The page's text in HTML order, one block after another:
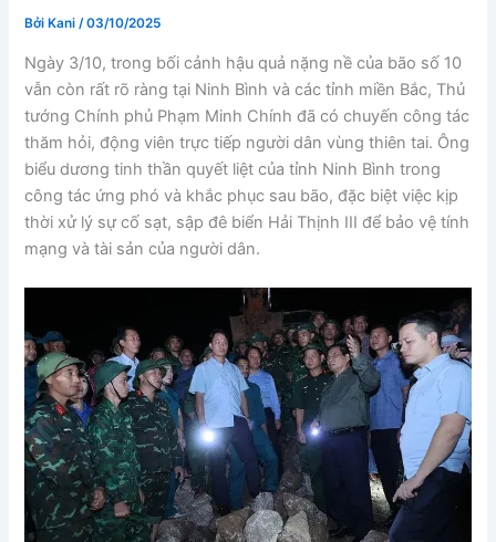
Bởi Kani/03/10/2025
Ngày 3/10, trong bối cảnh hậu quả nặng nề của bão số 10
vẫn còn rất rõ ràng tại Ninh Bình và các tỉnh miền Bắc, Thủ
tướng Chính phủ Phạm Minh Chính đã có chuyến công tác
thăm hỏi, động viên trực tiếp người dân vùng thiên tai. Ông
biểu dương tinh thần quyết liệt của tỉnh Ninh Bình trong
công tác ứng phó và khắc phục sau bão, đặc biệt việc kịp
thời xử lý sự cố sạt, sập đê biển Hải Thịnh III để bảo vệ tính
mạng và tài sản của người dân.